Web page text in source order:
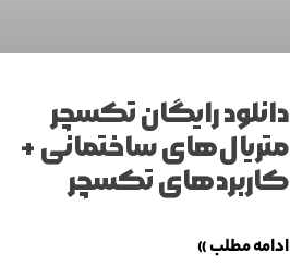
دانلود رایگان تکسچر
متریال‌های ساختمانی +
کاربردهای تکسچر
ادامه مطلب »